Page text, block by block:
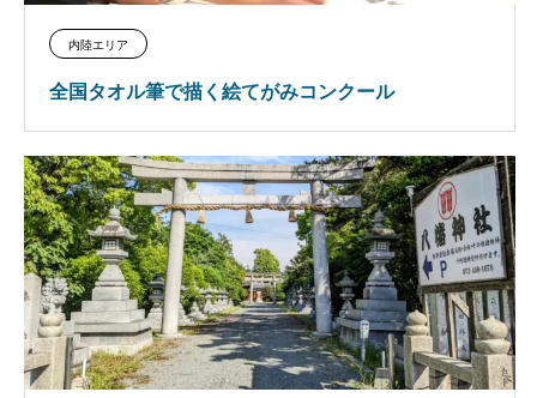
内陸エリア
全国タオル筆で描く絵てがみコンクール